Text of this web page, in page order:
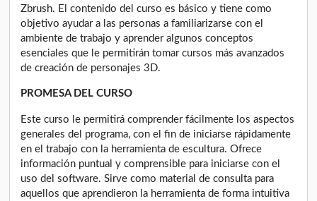
Zbrush. El contenido del curso es básico y tiene como
objetivo ayudar a las personas a familiarizarse con el
ambiente de trabajo y aprender algunos conceptos
esenciales que le permitirán tomar cursos más avanzados
de creación de personajes 3D.
PROMESA DEL CURSO
Este curso le permitirá comprender fácilmente los aspectos
generales del programa, con el fin de iniciarse rápidamente
en el trabajo con la herramienta de escultura. Ofrece
información puntual y comprensible para iniciarse con el
uso del software. Sirve como material de consulta para
aquellos que aprendieron la herramienta de forma intuitiva